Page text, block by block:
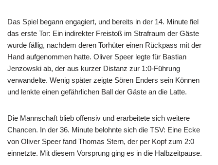
Das Spiel begann engagiert, und bereits in der 14. Minute fiel
das erste Tor: Ein indirekter Freistoß im Strafraum der Gäste
wurde fällig, nachdem deren Torhüter einen Rückpass mit der
Hand aufgenommen hatte. Oliver Speer legte für Bastian
Jenzowski ab, der aus kurzer Distanz zur 1:0-Führung
verwandelte. Wenig später zeigte Sören Enders sein Können
und lenkte einen gefährlichen Ball der Gäste an die Latte.
Die Mannschaft blieb offensiv und erarbeitete sich weitere
Chancen. In der 36. Minute belohnte sich die TSV: Eine Ecke
von Oliver Speer fand Thomas Stern, der per Kopf zum 2:0
einnetzte. Mit diesem Vorsprung ging es in die Halbzeitpause.